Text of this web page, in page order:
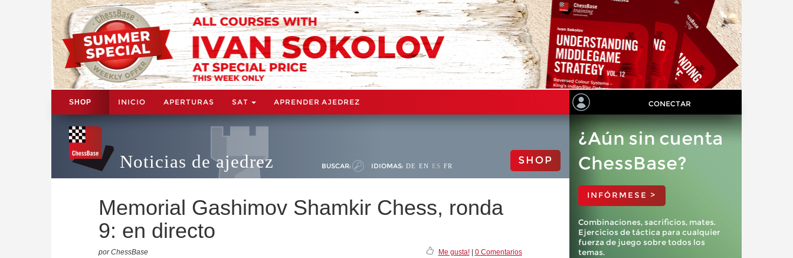
SHOP INICIO APERTURAS SAT APRENDER AJEDREZ CONECTAR
Noticias de ajedrez BUSCAR: IDIOMAS: DE EN ES FR SHOP
Memorial Gashimov Shamkir Chess, ronda
9: en directo
por ChessBase Me gusta!| 0 Comentarios
¿Aún sin cuenta
ChessBase?
INFÓRMESE >
Combinaciones, sacrificios, mates.
Ejercicios de táctica para cualquier
fuerza de juego sobre todos los
temas.